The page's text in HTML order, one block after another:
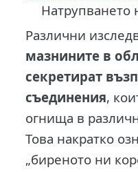
Различни
мазнините в
секретират
съединения,
огнища в
Това накратко
„биреното ни